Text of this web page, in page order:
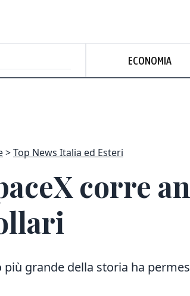
ECONOMIA
Top News Italia ed Esteri
corre
più grande della storia ha